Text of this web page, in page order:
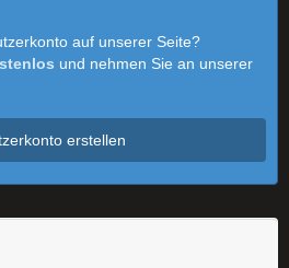
auf unserer Seite?
und nehmen Sie an unserer
erstellen